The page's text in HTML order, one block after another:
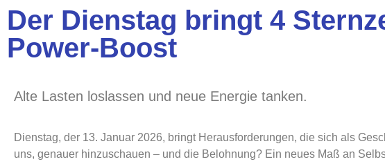
Der Dienstag bringt 4
Power-Boost
Alte Lasten loslassen und neue Energie tanken.
Dienstag, der 13. Januar 2026, bringt Herausforderungen, die sich als
uns, genauer hinzuschauen – und die Belohnung? Ein neues Maß an